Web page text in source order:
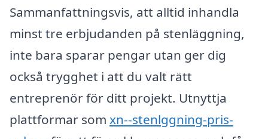
Sammanfattningsvis, att alltid inhandla
minst tre erbjudanden på stenläggning,
inte bara sparar pengar utan ger dig
också trygghet i att du valt rätt
entreprenör för ditt projekt. Utnyttja
plattformar som xn--stenlggning-pris-